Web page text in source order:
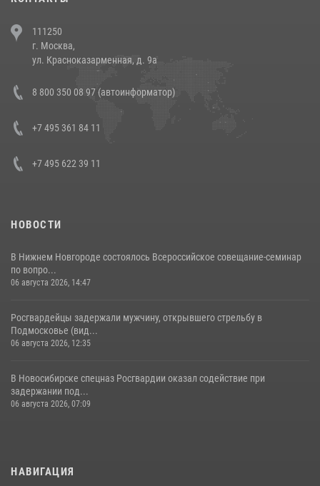
напавших на бригаду скорой помощи (видео)
14 июля 2026, 12:20
В Росгвардии прошла военно-научная конференция по обобщению
боевого опыта
111250
г. Москва,
ул. Красноказарменная, д. 9а
8 800 350 08 97 (автоинформатор)
+7 495 361 84 11
+7 495 622 39 11
НОВОСТИ
В Нижнем Новгороде состоялось Всероссийское совещание-семинар
по вопро...
06 августа 2026, 14:47
Росгвардейцы задержали мужчину, открывшего стрельбу в
Подмосковье (вид...
06 августа 2026, 12:35
В Новосибирске спецназ Росгвардии оказал содействие при
задержании под...
06 августа 2026, 07:09
НАВИГАЦИЯ